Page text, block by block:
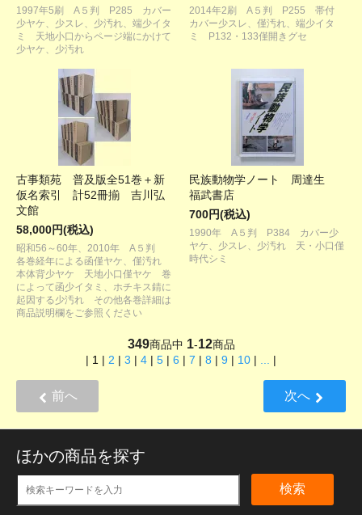
1997年5刷 A５判 P285 カバー
少ヤケ、少スレ、少汚れ、端少イタ
ミ 天地小口からページ端にかけて
少ヤケ、少汚れ
2014年2刷 A５判 P255 帯付
カバー少スレ、僅汚れ、端少イタ
ミ P132・133僅開きグセ
古事類苑 普及版全51巻＋新
仮名索引 計52冊揃 吉川弘
文館
58,000円(税込)
昭和56～60年、2010年 A５判
各巻経年による函僅ヤケ、僅汚れ
本体背少ヤケ 天地小口僅ヤケ 巻
によって函少イタミ、ホチキス錆に
起因する少汚れ その他各巻詳細は
商品説明欄をご参照ください
民族動物学ノート 周達生
福武書店
700円(税込)
1990年 A５判 P384 カバー少
ヤケ、少スレ、少汚れ 天・小口僅
時代シミ
349商品中 1-12商品
| 1 | 2 | 3 | 4 | 5 | 6 | 7 | 8 | 9 | 10 | ... |
前へ 次へ
ほかの商品を探す
検索